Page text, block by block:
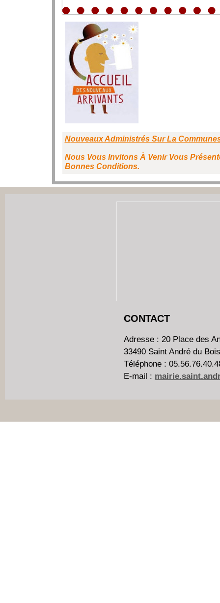
NOuveaux Administrés Sur La
Nous Vous Invitons À Venir Vous
Bonnes Conditions.
CONTACT
Adresse : 20 Place des
33490 Saint André du Bois
Téléphone :
E-mail :